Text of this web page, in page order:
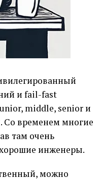
и fail-fast
middle, senior и
Со временем многие
там очень
инженеры.
можно